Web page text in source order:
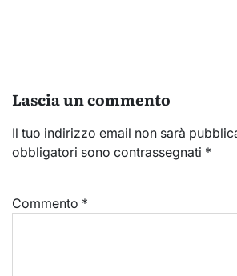
Lascia un commento
Il tuo indirizzo email non sarà
obbligatori sono contrassegnati *
Commento *